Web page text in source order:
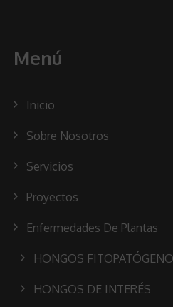
Menú
Inicio
Sobre Nosotros
Servicios
Proyectos
Enfermedades De Plantas
HONGOS
HONGOS DE INTERÉS